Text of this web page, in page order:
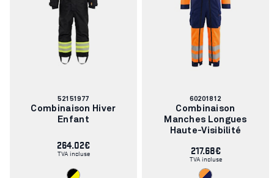
Numéro
d'article:
52151977
Combinaison Hiver
Enfant
264.02€
TVA incluse
Numéro
d'article:
60201812
Combinaison
Manches Longues
Haute-Visibilité
217.68€
TVA incluse